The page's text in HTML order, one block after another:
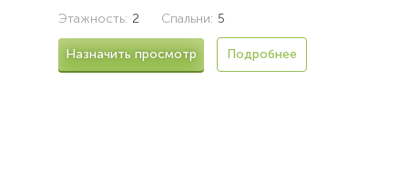
Этажность: 2 Спальни: 5
Назначить просмотр Подробнее